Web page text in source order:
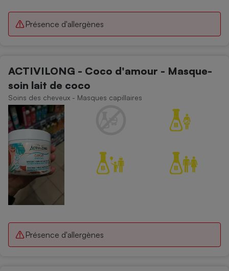
Présence d'allergènes
ACTIVILONG - Coco d'amour - Masque-
soin lait de coco
Soins des cheveux - Masques capillaires
Présence d'allergènes